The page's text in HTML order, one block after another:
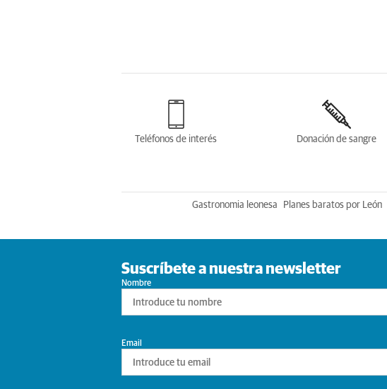
Teléfonos de interés Donación de sangre
Gastronomia leonesa Planes baratos por León
Suscríbete a nuestra newsletter
Nombre
Email